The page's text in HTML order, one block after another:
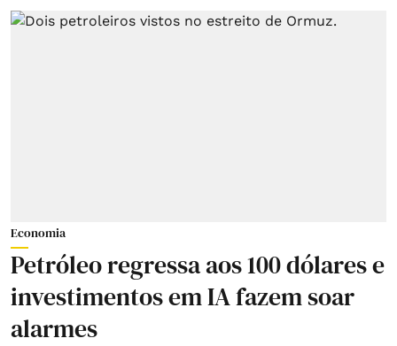
Economia
Petróleo regressa aos 100 dólares e
investimentos em IA fazem soar
alarmes